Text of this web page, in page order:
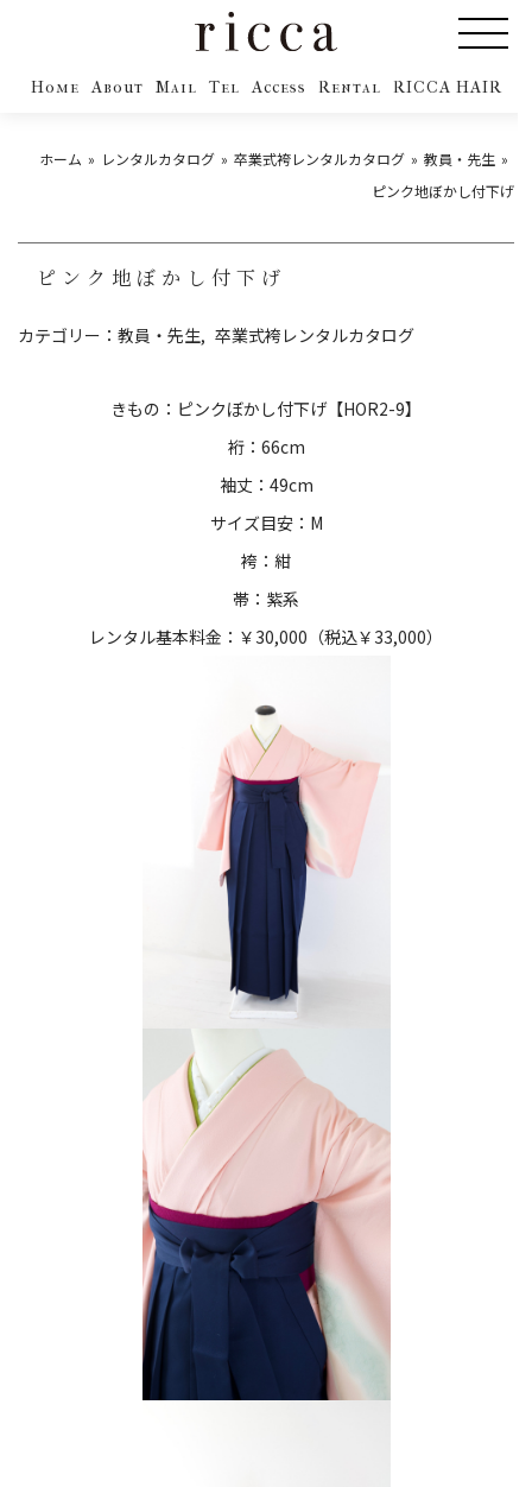
Home About Mail Tel Access Rental RICCA HAIR
ホーム レンタルカタログ 卒業式袴レンタルカタログ
教員・先生
ピンク地ぼかし付下げ
ピンク地ぼかし付下げ
カテゴリー： 教員・先生 卒業式袴レンタルカタログ
きもの：ピンクぼかし付下げ【HOR2-9】
裄：66cm
袖丈：49cm
サイズ目安：M
袴：紺
帯：紫系
レンタル基本料金：￥30,000（税込￥33,000）